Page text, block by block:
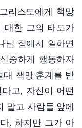
리스도에게 책망
대한 그의 태도가
님 집에서 일하면
중하게 행동하자
대 책망 훈계를 받
고, 자신이 어떤
말고 사람들 앞에
. 하지만 그가 아